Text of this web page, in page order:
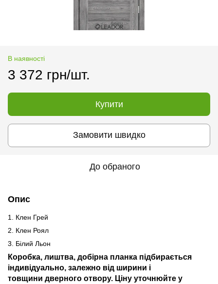
В наявності
3 372 грн/шт.
Купити
Замовити швидко
До обраного
Опис
1. Клен Грей
2. Клен Роял
3. Білий Льон
Коробка, лиштва, добірна планка підбирається
індивідуально, залежно від ширини і
товщини дверного отвору. Ціну уточнюйте у